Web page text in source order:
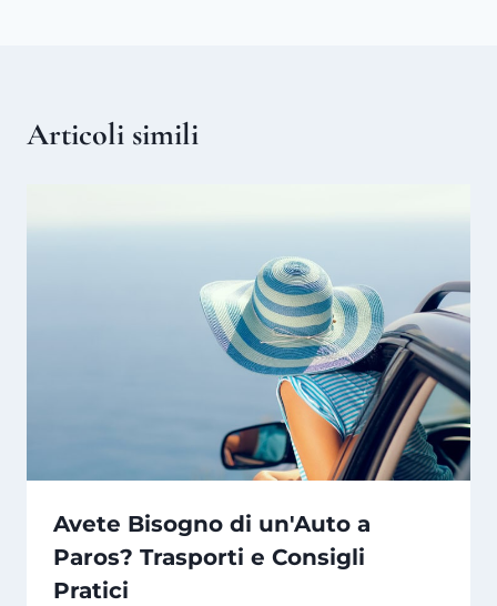
Articoli simili
Avete Bisogno di un'Auto a
Paros? Trasporti e Consigli
Pratici